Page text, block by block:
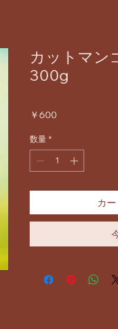
カットマン
300g
￥600
数量 *
カ